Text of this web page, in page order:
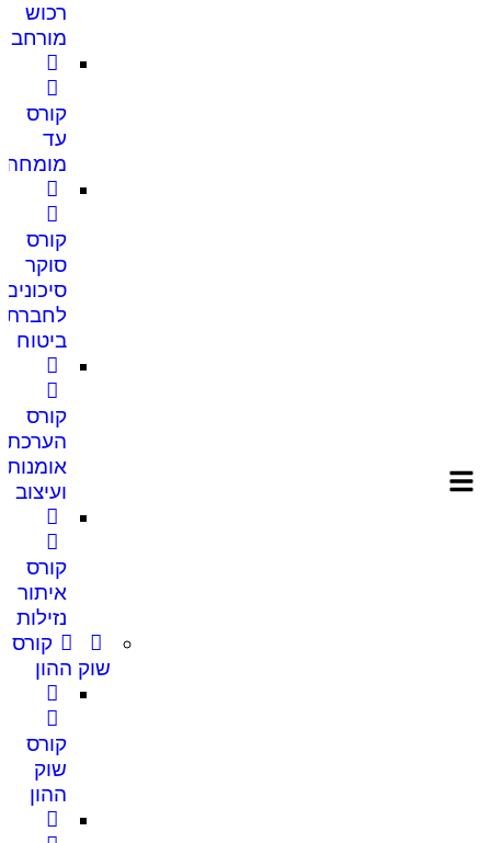
רכוש
מורחב
קורס
עד
מומחה
קורס
סוקר
סיכונים
לחברת
ביטוח
קורס
הערכת
אומנות
ועיצוב
קורס
איתור
נזילות
קורס
שוק ההון
קורס
שוק
ההון